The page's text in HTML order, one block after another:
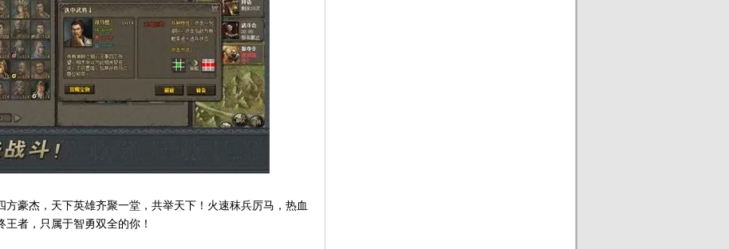
豪杰，天下英雄齐聚一堂，共举天下！火速秣兵厉马，热血
者，只属于智勇双全的你！